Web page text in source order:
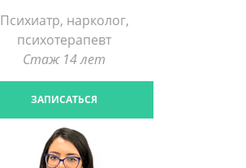
Психиатр, нарколог,
психотерапевт
Стаж 14 лет
ЗАПИСАТЬСЯ